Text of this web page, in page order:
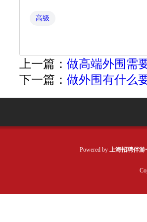
高级
上一篇： 做高端外围需
下一篇： 做外围有什么
Powered by 上海招聘伴游